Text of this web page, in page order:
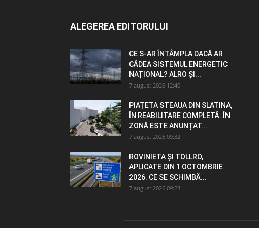
ALEGEREA EDITORULUI
CE S-AR ÎNTÂMPLA DACĂ AR
CĂDEA SISTEMUL ENERGETIC
NAȚIONAL? ALRO ȘI...
7 august 2026 12:40
PIAȚETA STEAUA DIN SLATINA,
ÎN REABILITARE COMPLETĂ. ÎN
ZONĂ ESTE ANUNȚAT...
7 august 2026 09:32
ROVINIETA ȘI TOLLRO,
APLICATE DIN 1 OCTOMBRIE
2026. CE SE SCHIMBĂ...
7 august 2026 09:23